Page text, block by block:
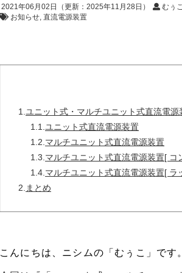
2021年06月02日 （更新： 2025年11月28日 ）
むぅ
お知らせ 直流電源装置
1. ユニット式・マルチユニット式直流電源
1.1. ユニット式直流電源装置
1.2. マルチユニット式直流電源装置
1.3. マルチユニット式直流電源装置[ コ
1.4. マルチユニット式直流電源装置[ ラ
2. まとめ
こんにちは、ニシムの「むぅこ」で